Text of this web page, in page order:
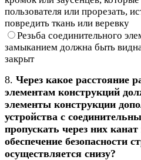
пользователя или прорезать,
повредить ткань или веревку
Резьба соединительного
замыканием должна быть
закрыт
8. Через какое расстояние
элементам конструкций
элементы конструкции
устройства с
пропускать через них
обеспечение безопасности
осуществляется снизу?